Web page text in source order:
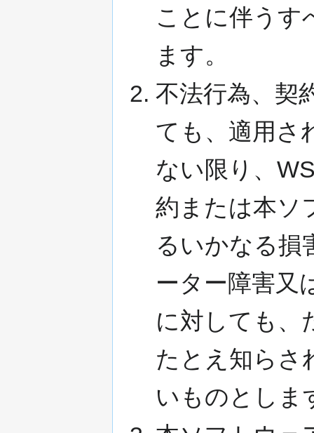
ことに伴うす
ます。
不法行為、契
ても、適用さ
ない限り、
約または本ソ
るいかなる損
ーター障害又
に対しても、
たとえ知らさ
いものとしま